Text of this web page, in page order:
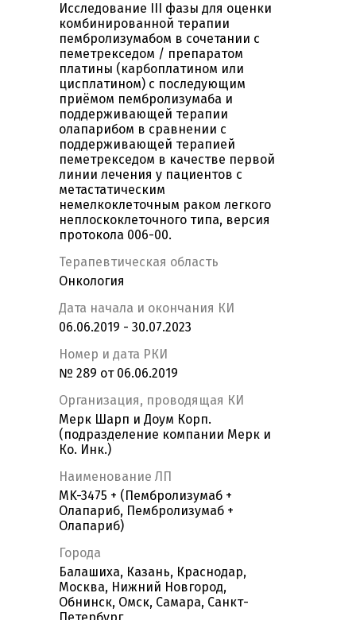
Исследование III фазы для оценки
комбинированной терапии
пембролизумабом в сочетании с
пеметрекседом / препаратом
платины (карбоплатином или
цисплатином) с последующим
приёмом пембролизумаба и
поддерживающей терапии
олапарибом в сравнении с
поддерживающей терапией
пеметрекседом в качестве первой
линии лечения у пациентов с
метастатическим
немелкоклеточным раком легкого
неплоскоклеточного типа, версия
протокола 006-00.
Терапевтическая область
Онкология
Дата начала и окончания КИ
06.06.2019 - 30.07.2023
Номер и дата РКИ
№ 289 от 06.06.2019
Организация, проводящая КИ
Мерк Шарп и Доум Корп.
(подразделение компании Мерк и
Ко. Инк.)
Наименование ЛП
MK-3475 + (Пембролизумаб +
Олапариб, Пембролизумаб +
Олапариб)
Города
Балашиха, Казань, Краснодар,
Москва, Нижний Новгород,
Обнинск, Омск, Самара, Санкт-